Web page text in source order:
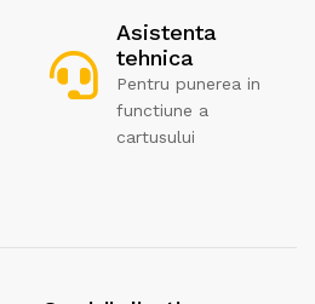
Asistenta
tehnica
Pentru punerea in
functiune a
cartusului